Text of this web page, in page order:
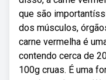
que são
dos músculos,
carne vermelha é
contendo cerca de
100g cruas. É uma